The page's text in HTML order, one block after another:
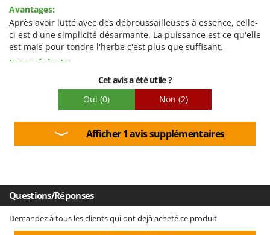
Qualité / Prix
Facilité de montage
Avantages:
Après avoir lutté avec des débroussailleuses à essence, celle-
ci est d'une simplicité désarmante. La puissance est ce qu'elle
est mais pour tondre l'herbe c'est plus que suffisant.
Inconvénients:
Je n'ai toujours pas compris quel est le code des bobines de
Cet avis a été utile ?
Oui (0) Non (2)
Afficher 1 avis supplémentaires
Questions/Réponses
Demandez à tous les clients qui ont dejà acheté ce produit